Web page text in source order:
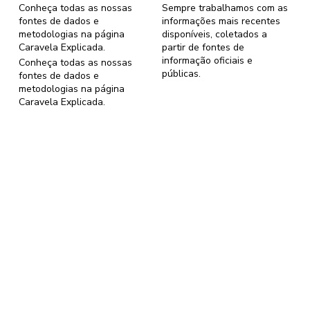
Sempre trabalhamos com as
informações mais recentes
disponíveis, coletados a
partir de fontes de
informação oficiais e
públicas.
Conheça todas as nossas
fontes de dados e
metodologias na página
Caravela Explicada.
Conheça todas as nossas
fontes de dados e
metodologias na página
Caravela Explicada.